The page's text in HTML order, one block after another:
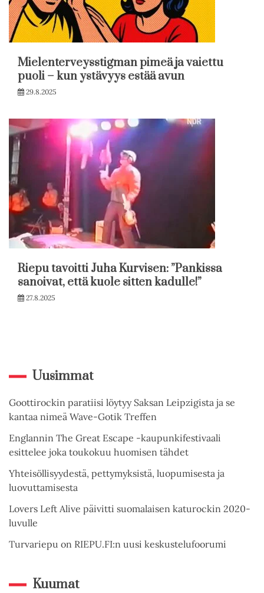
Mielenterveysstigman pimeä ja vaiettu
puoli – kun ystävyys estää avun
29.8.2025
Riepu tavoitti Juha Kurvisen: ”Pankissa
sanoivat, että kuole sitten kadulle!”
27.8.2025
Uusimmat
Goottirockin paratiisi löytyy Saksan Leipzigista ja se
kantaa nimeä Wave-Gotik Treffen
Englannin The Great Escape -kaupunkifestivaali
esittelee joka toukokuu huomisen tähdet
Yhteisöllisyydestä, pettymyksistä, luopumisesta ja
luovuttamisesta
Lovers Left Alive päivitti suomalaisen katurockin 2020-
luvulle
Turvariepu on RIEPU.FI:n uusi keskustelufoorumi
Kuumat